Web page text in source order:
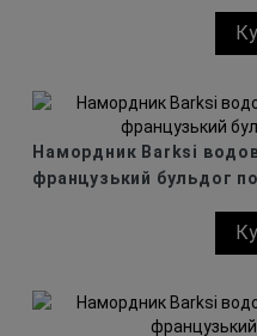
Намордник Barksi
французький бульдог